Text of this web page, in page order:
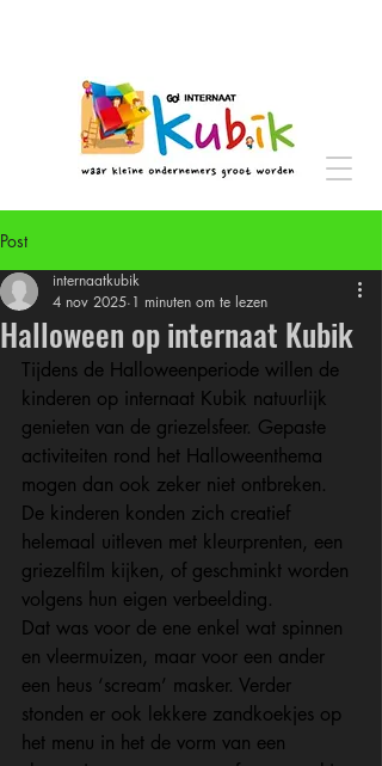
Post
Halloween op internaat Kubik
internaatkubik
4 nov 2025 1 minuten om te lezen
Tijdens de Halloweenperiode willen de
kinderen op internaat Kubik natuurlijk
genieten van de griezelsfeer. Gepaste
activiteiten rond het Halloweenthema
mogen dan ook zeker niet ontbreken.
De kinderen konden zich creatief
helemaal uitleven met kleurprenten, een
griezelfilm kijken, of geschminkt worden
volgens hun eigen verbeelding.
Dat was voor de ene enkel wat spinnen
en vleermuizen, maar voor een ander
een heus ‘scream’ masker. Verder
stonden er ook lekkere zandkoekjes op
het menu in het de vorm van een